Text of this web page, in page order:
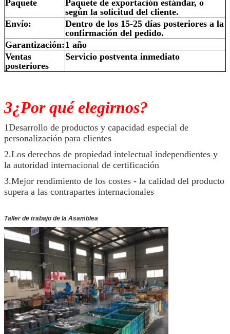
Paquete
Paquete de exportación estándar, o
según la solicitud del cliente.
Envío:
Dentro de los 15-25 días posteriores a la
confirmación del pedido.
Garantización:1 año
Ventas
posteriores
Servicio postventa inmediato
3¿Por qué elegirnos?
1Desarrollo de productos y capacidad especial de
personalización para clientes
2.Los derechos de propiedad intelectual independientes y
la autoridad internacional de certificación
3.Mejor rendimiento de los costes - la calidad del producto
supera a las contrapartes internacionales
Taller de trabajo de la Asamblea